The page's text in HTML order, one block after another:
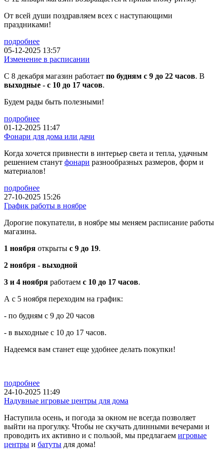
От всей души поздравляем всех с наступающими
праздниками!
подробнее
05-12-2025 13:57
Изменение в расписании
С 8 декабря магазин работает по будням с 9 до 22 часов. В
выходные - с 10 до 17 часов.
Будем рады быть полезными!
подробнее
01-12-2025 11:47
Фонари для дома или дачи
Когда хочется привнести в интерьер света и тепла, удачным
решением станут фонари разнообразных размеров, форм и
материалов!
подробнее
27-10-2025 15:26
График работы в ноябре
Дорогие покупатели, в ноябре мы меняем расписание работы
магазина.
1 ноября открыты с 9 до 19.
2 ноября - выходной
3 и 4 ноября работаем с 10 до 17 часов.
А с 5 ноября переходим на график:
- по будням с 9 до 20 часов
- в выходные с 10 до 17 часов.
Надеемся вам станет еще удобнее делать покупки!
подробнее
24-10-2025 11:49
Надувные игровые центры для дома
Наступила осень, и погода за окном не всегда позволяет
выйти на прогулку. Чтобы не скучать длинными вечерами и
проводить их активно и с пользой, мы предлагаем игровые
центры и батуты для дома!